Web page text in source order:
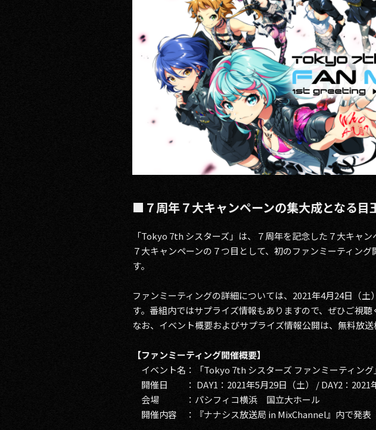
■７周年７大キャンペーンの集大成となる目
「Tokyo 7th シスターズ」は、７周年を記念した７大キャン
７大キャンペーンの７つ目として、初のファンミーティン
す。
ファンミーティングの詳細については、2021年4月24日（
す。番組内ではサプライズ情報もありますので、ぜひご視聴
なお、イベント概要およびサプライズ情報公開は、無料放送
【ファンミーティング開催概要】
イベント名：「Tokyo 7th シスターズ ファンミーティング
開催日 ： DAY1：2021年5月29日（土） / DAY2：2021年
会場 ：パシフィコ横浜 国立大ホール
開催内容 ：『ナナシス放送局 in MixChannel』内で発表